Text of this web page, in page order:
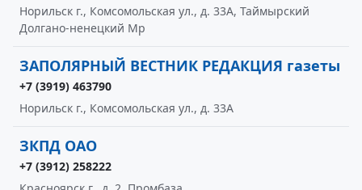
Норильск г., Комсомольская ул., д. 33А, Таймырский
Долгано-ненецкий Мр
ЗАПОЛЯРНЫЙ ВЕСТНИК РЕДАКЦИЯ газеты
+7 (3919) 463790
Норильск г., Комсомольская ул., д. 33А
ЗКПД ОАО
+7 (3912) 258222